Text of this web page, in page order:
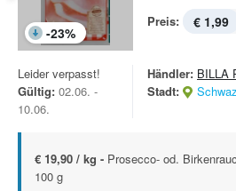
-23%
Preis: € 1,99
Leider verpasst!
Gültig: 02.06. -
10.06.
Händler: BILLA
Stadt:
Schwaz
€ 19,90 / kg - Prosecco- od.
100 g